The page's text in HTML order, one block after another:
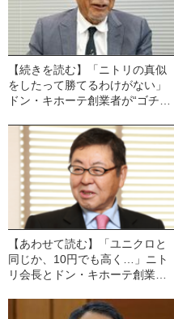
【続きを読む】「ニトリの真似
をしたって勝てるわけがない」
ドン・キホーテ創業者が“ゴチャ
理由
【あわせて読む】「ユニクロと
同じか、10円でも高く…」ニト
リ会長とドン・キホーテ創業者